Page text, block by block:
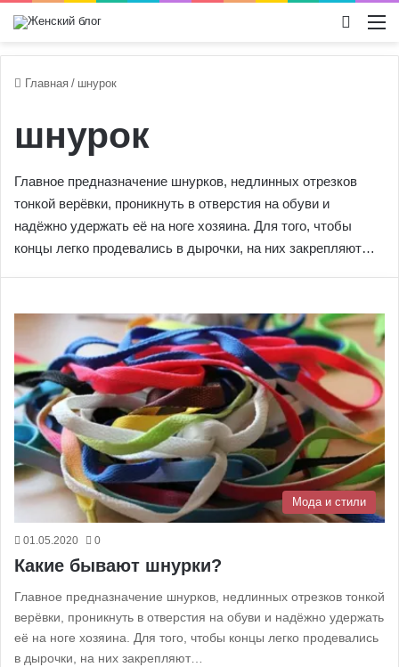
Главная / шнурок
шнурок
Главное предназначение шнурков, недлинных отрезков
тонкой верёвки, проникнуть в отверстия на обуви и
надёжно удержать её на ноге хозяина. Для того, чтобы
концы легко продевались в дырочки, на них закрепляют…
Мода и стили
01.05.2020 0
Какие бывают шнурки?
Главное предназначение шнурков, недлинных отрезков тонкой
верёвки, проникнуть в отверстия на обуви и надёжно удержать
её на ноге хозяина. Для того, чтобы концы легко продевались
в дырочки, на них закрепляют…